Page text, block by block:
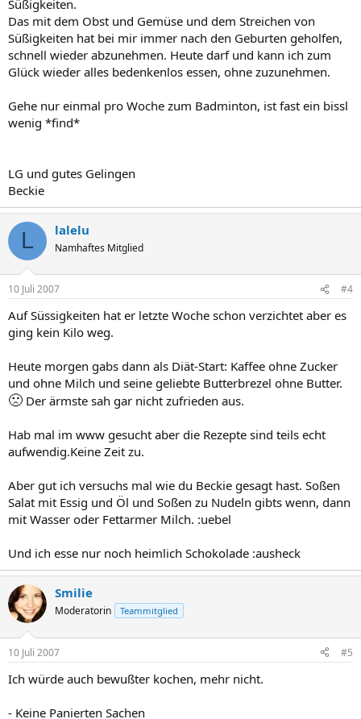
Süßigkeiten.
Das mit dem Obst und Gemüse und dem Streichen von
Süßigkeiten hat bei mir immer nach den Geburten geholfen,
schnell wieder abzunehmen. Heute darf und kann ich zum
Glück wieder alles bedenkenlos essen, ohne zuzunehmen.
Gehe nur einmal pro Woche zum Badminton, ist fast ein bissl
wenig *find*
LG und gutes Gelingen
Beckie
L lalelu
Namhaftes Mitglied
10 Juli 2007 #4
Auf Süssigkeiten hat er letzte Woche schon verzichtet aber es
ging kein Kilo weg.
Heute morgen gabs dann als Diät-Start: Kaffee ohne Zucker
und ohne Milch und seine geliebte Butterbrezel ohne Butter.
🙁 Der ärmste sah gar nicht zufrieden aus.
Hab mal im www gesucht aber die Rezepte sind teils echt
aufwendig.Keine Zeit zu.
Aber gut ich versuchs mal wie du Beckie gesagt hast. Soßen
Salat mit Essig und Öl und Soßen zu Nudeln gibts wenn, dann
mit Wasser oder Fettarmer Milch. :uebel
Und ich esse nur noch heimlich Schokolade :ausheck
Smilie
Moderatorin Teammitglied
10 Juli 2007 #5
Ich würde auch bewußter kochen, mehr nicht.
- Keine Panierten Sachen